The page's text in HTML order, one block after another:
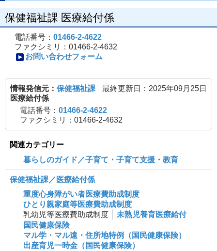
保健福祉課 医療給付係
電話番号： 01466-2-4622
ファクシミリ：01466-2-4632
お問い合わせフォーム
最終更新日：2025年09月25日
情報発信元： 保健福祉課
医療給付係
電話番号： 01466-2-4622
ファクシミリ：01466-2-4632
関連カテゴリー
暮らしのガイド／子育て・子育て支援・教育
保健福祉課／医療給付係
重度心身障がい者医療費助成制度
ひとり親家庭等医療費助成制度
乳幼児等医療費助成制度
未熟児養育医療給付
国民健康保険
マル学・マル遠・住所地特例（国民健康保険）
出産育児一時金（国民健康保険）